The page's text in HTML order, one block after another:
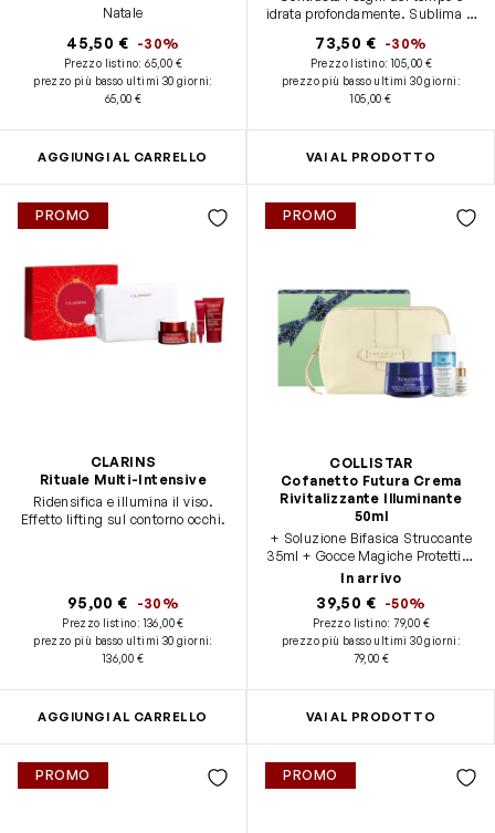
Natale
45,50 € -30%
Prezzo listino:65,00 €
prezzo più basso ultimi 30 giorni:
65,00 €
AGGIUNGI AL CARRELLO
idrata profondamente. Sublima lo
73,50 € -30%
Prezzo listino:105,00 €
prezzo più basso ultimi 30 giorni :
105,00 €
VAI AL PRODOTTO
PROMO
CLARINS
Rituale Multi-Intensive
Ridensifica e illumina il viso.
Effetto lifting sul contorno occhi.
95,00 € -30%
Prezzo listino:136,00 €
prezzo più basso ultimi 30 giorni:
136,00 €
AGGIUNGI AL CARRELLO
PROMO
COLLISTAR
Cofanetto Futura Crema
Rivitalizzante Illuminante
50ml
+ Soluzione Bifasica Struccante
35ml + Gocce Magiche Protettive
SPF50 5ml + Pochette THE
In arrivo
39,50 € -50%
Prezzo listino:79,00 €
prezzo più basso ultimi 30 giorni :
79,00 €
VAI AL PRODOTTO
PROMO PROMO